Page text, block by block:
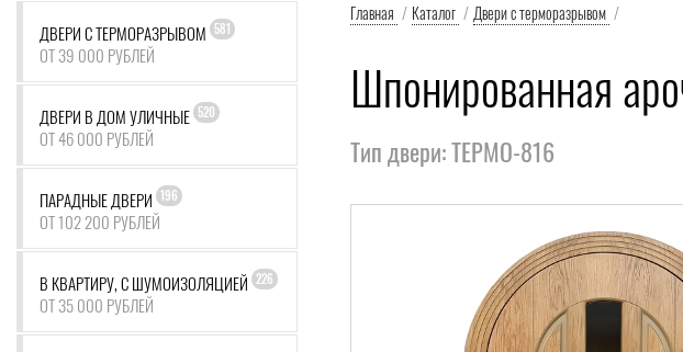
ДВЕРИ С ТЕРМОРАЗРЫВОМ 581
ОТ 39 000 РУБЛЕЙ
ДВЕРИ В ДОМ УЛИЧНЫЕ 520
ОТ 46 000 РУБЛЕЙ
ПАРАДНЫЕ ДВЕРИ 196
ОТ 102 200 РУБЛЕЙ
В КВАРТИРУ, С ШУМОИЗОЛЯЦИЕЙ 226
ОТ 35 000 РУБЛЕЙ
Главная / Каталог / Двери с терморазрывом /
Шпонированная
Тип двери: ТЕРМО-816